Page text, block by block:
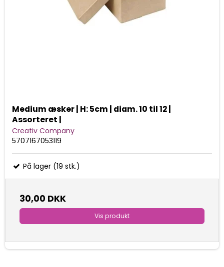
Medium æsker | H: 5cm | diam. 10 til 12 |
Assorteret |
Creativ Company
5707167053119
På lager (19 stk.)
30,00 DKK
Vis produkt